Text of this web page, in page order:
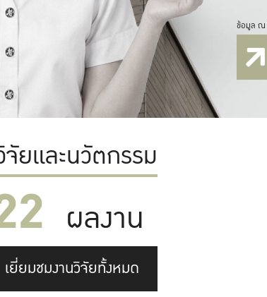
ข้อมูล ณ
ยและนวัตกรรม
ผลงาน
เยี่ยมชมงานวิจัยทั้งหมด